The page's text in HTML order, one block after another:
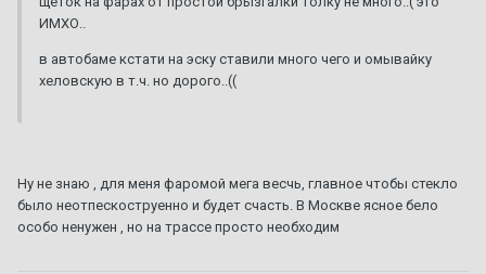
ИМХО..
в автобаме кстати на эску ставили много чего и омывайку
хеловскую в т.ч. но дорого..((
Ну не знаю , для меня фаромой мега весчь, главное чтобы стекло
было неотпескоструенно и будет счасть. В Москве ясное бело
особо ненужен , но на трассе просто необходим